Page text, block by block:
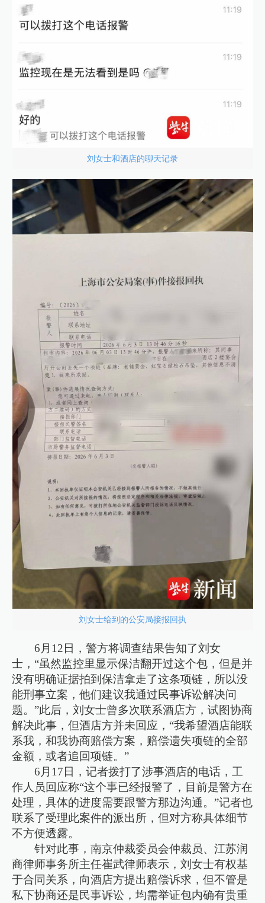
刘女士和酒店的聊天记录
刘女士给到的公安局接报回执
6月12日，警方将调查结果告知了刘女
士，“虽然监控里显示保洁翻开过这个包，但是并
没有明确证据拍到保洁拿走了这条项链，所以没
能刑事立案，他们建议我通过民事诉讼解决问
题。”此后，刘女士曾多次联系酒店方，试图协商
解决此事，但酒店方并未回应，“我希望酒店能联
系我，和我协商赔偿方案，赔偿遗失项链的全部
金额，或者追回项链。”
6月17日，记者拨打了涉事酒店的电话，工
作人员回应称“这个事已经报警了，目前是警方在
处理，具体的进度需要跟警方那边沟通。”记者也
联系了受理此案件的派出所，但对方称具体细节
不方便透露。
针对此事，南京仲裁委员会仲裁员、江苏润
商律师事务所主任崔武律师表示，刘女士有权基
于合同关系，向酒店方提出赔偿诉求，但不管是
私下协商还是民事诉讼，均需举证包内确有贵重